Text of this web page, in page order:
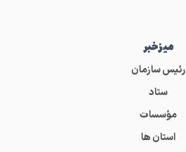
میز‌خبر
رئیس سازمان
ستاد
مؤسسات
استان ها